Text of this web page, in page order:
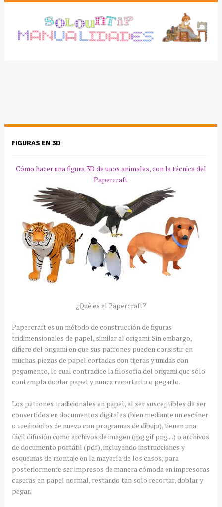
FIGURAS EN 3D
Cómo hacer una figura 3D de unos animales, con la técnica del
Papercraft
¿Qué es el Papercraft?
Papercraft es un método de construcción de figuras
tridimensionales de papel, similar al origami. Sin embargo,
difiere del origami en que sus patrones pueden consistir en
muchas piezas de papel cortadas con tijeras y unidas con
pegamento, lo cual contradice la filosofía del origami que sólo
contempla doblar papel y nunca recortarlo o pegarlo.
Los patrones tradicionales en papel, al ser susceptibles de ser
convertidos en documentos digitales (bien mediante un escáner
o creándolos de nuevo con programas de dibujo), tienen una
fácil difusión como archivos de imagen (jpg gif png....) o archivos
de documento portátil (pdf), incluyendo instrucciones y
esquemas de montaje en la mayoría de los casos, para
posteriormente ser impresos de manera cómoda en impresoras
caseras en papel normal, restando tan solo recortar, doblar y
pegar.